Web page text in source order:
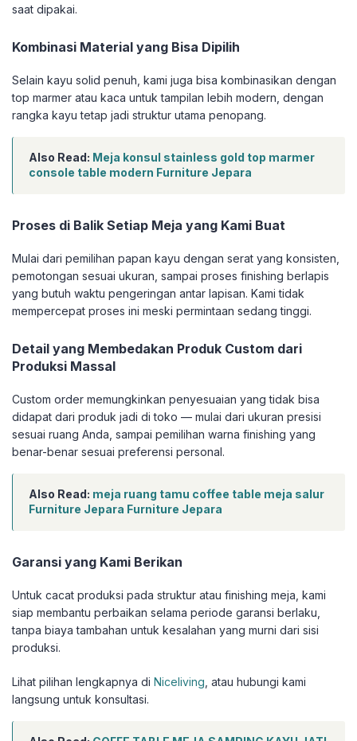
saat dipakai.
Kombinasi Material yang Bisa Dipilih
Selain kayu solid penuh, kami juga bisa kombinasikan dengan
top marmer atau kaca untuk tampilan lebih modern, dengan
rangka kayu tetap jadi struktur utama penopang.
Also Read: Meja konsul stainless gold top marmer
console table modern Furniture Jepara
Proses di Balik Setiap Meja yang Kami Buat
Mulai dari pemilihan papan kayu dengan serat yang konsisten,
pemotongan sesuai ukuran, sampai proses finishing berlapis
yang butuh waktu pengeringan antar lapisan. Kami tidak
mempercepat proses ini meski permintaan sedang tinggi.
Detail yang Membedakan Produk Custom dari
Produksi Massal
Custom order memungkinkan penyesuaian yang tidak bisa
didapat dari produk jadi di toko — mulai dari ukuran presisi
sesuai ruang Anda, sampai pemilihan warna finishing yang
benar-benar sesuai preferensi personal.
Also Read: meja ruang tamu coffee table meja salur
Furniture Jepara Furniture Jepara
Garansi yang Kami Berikan
Untuk cacat produksi pada struktur atau finishing meja, kami
siap membantu perbaikan selama periode garansi berlaku,
tanpa biaya tambahan untuk kesalahan yang murni dari sisi
produksi.
Lihat pilihan lengkapnya di Niceliving , atau hubungi kami
langsung untuk konsultasi.